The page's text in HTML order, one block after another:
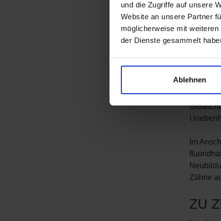
und die Zugriffe auf unsere
Website an unsere Partner
möglicherweise mit
der Dienste gesammelt
Ablehnen
ob
Nach
Im
Zähne
ZU